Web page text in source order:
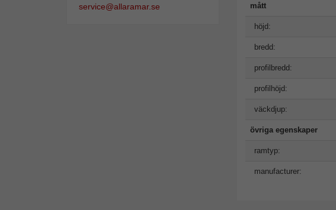
service@allaramar.se
mått
höjd:
bredd:
profilbredd:
profilhöjd:
väckdjup:
övriga egenskaper
ramtyp:
manufacturer: